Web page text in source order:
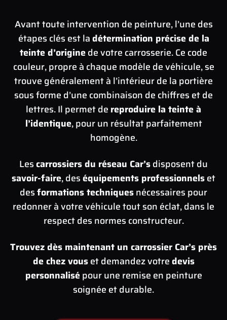
Avant toute intervention de peinture, l’une des
étapes clés est ladétermination précise de la
teinte d’originede votre carrosserie. Ce code
couleur, propre à chaque modèle de véhicule, se
trouve généralement à l’intérieur de la portière
sous forme d’une combinaison de chiffres et de
lettres. Il permet de reproduire la teinte à
l’identique, pour un résultat parfaitement
homogène.
Lescarrossiers du réseau Car’sdisposent du
savoir-faire, deséquipements professionnelset
desformations techniquesnécessaires pour
redonner à votre véhicule tout son éclat, dans le
respect des normes constructeur.
Trouvez dès maintenant un carrossier Car’s près
de chez vouset demandez votredevis
personnalisépour une remise en peinture
soignée et durable.